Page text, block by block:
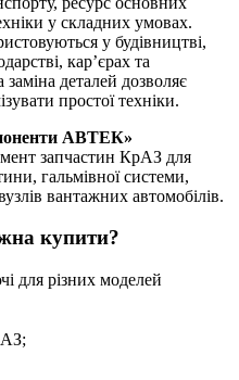
у складних умовах.
у будівництві,
кар’єрах та
заміна деталей дозволяє
простої техніки.
АВТЕК»
запчастин КрАЗ для
гальмівної системи,
вантажних автомобілів.
купити?
для різних моделей